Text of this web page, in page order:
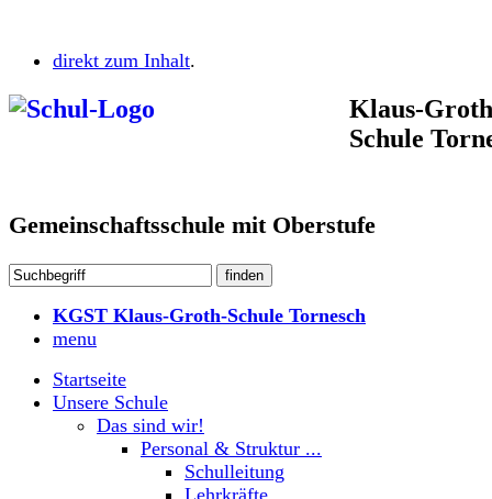
direkt zum Inhalt.
Klaus-
Schule
Gemeinschaftsschule mit Oberstufe
KGST Klaus-Groth-Schule Tornesch
menu
Startseite
Unsere Schule
Das sind wir!
Personal & Struktur ...
Schulleitung
Lehrkräfte